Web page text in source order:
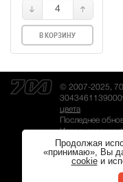
4
В КОРЗИНУ
© 2007-2025,
цвета
Последнее
Использование
данных
Продолжая
«принимаю», Вы
cookieи